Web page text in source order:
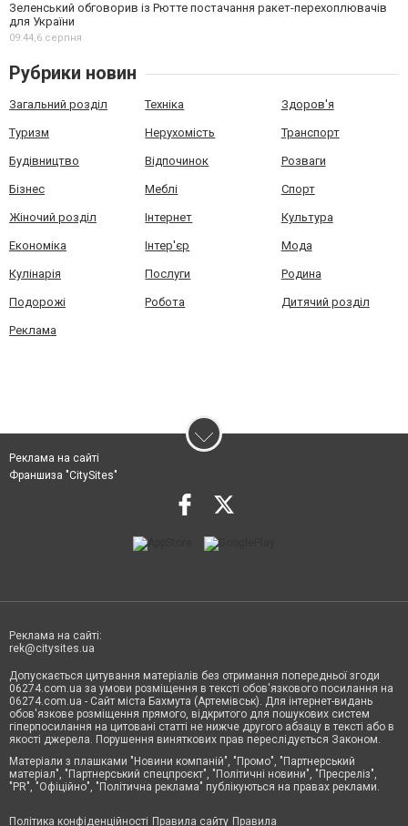
Зеленський обговорив із Рютте постачання ракет-перехоплювачів
для України
09:44,6 серпня
Рубрики новин
Загальний розділ Техніка Здоров'я
Туризм Нерухомість Транспорт
Будівництво Відпочинок Розваги
Бізнес Меблі Спорт
Жіночий розділ Інтернет Культура
Економіка Інтер'єр Мода
Кулінарія Послуги Родина
Подорожі Робота Дитячий розділ
Реклама
Реклама на сайті
Франшиза "CitySites"
Реклама на сайті:
rek@citysites.ua
Допускається цитування матеріалів без отримання попередньої згоди
06274.com.ua за умови розміщення в тексті обов'язкового посилання на
06274.com.ua - Сайт міста Бахмута (Артемівськ). Для інтернет-видань
обов'язкове розміщення прямого, відкритого для пошукових систем
гіперпосилання на цитовані статті не нижче другого абзацу в тексті або в
якості джерела. Порушення виняткових прав переслідується Законом.
Матеріали з плашками "Новини компаній", "Промо", "Партнерський
матеріал", "Партнерський спецпроєкт", "Політичні новини", "Пресреліз",
"PR", "Офіційно", "Політична реклама" публікуються на правах реклами.
Політика конфіденційності Правила сайту Правила